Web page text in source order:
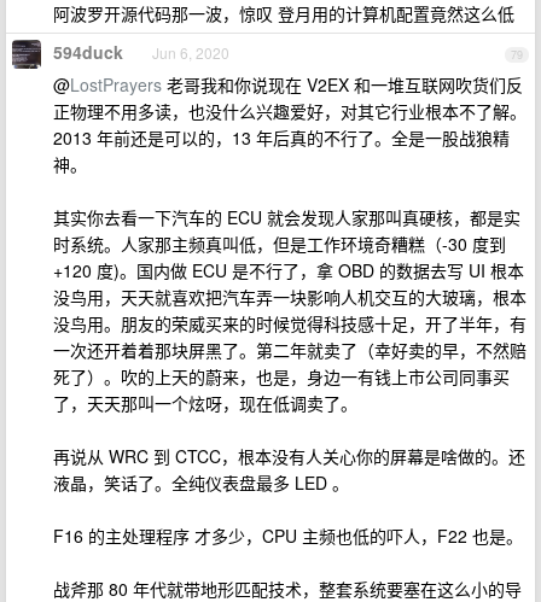
阿波罗开源代码那一波，惊叹 登月用的计算机配置竟然这么低
79
594duck Jun 6, 2020
@LostPrayers 老哥我和你说现在 V2EX 和一堆互联网吹货们反
正物理不用多读，也没什么兴趣爱好，对其它行业根本不了解。
2013 年前还是可以的，13 年后真的不行了。全是一股战狼精
神。
其实你去看一下汽车的 ECU 就会发现人家那叫真硬核，都是实
时系统。人家那主频真叫低，但是工作环境奇糟糕（-30 度到
+120 度)。国内做 ECU 是不行了，拿 OBD 的数据去写 UI 根本
没鸟用，天天就喜欢把汽车弄一块影响人机交互的大玻璃，根本
没鸟用。朋友的荣威买来的时候觉得科技感十足，开了半年，有
一次还开着着那块屏黑了。第二年就卖了（幸好卖的早，不然赔
死了）。吹的上天的蔚来，也是，身边一有钱上市公司同事买
了，天天那叫一个炫呀，现在低调卖了。
再说从 WRC 到 CTCC，根本没有人关心你的屏幕是啥做的。还
液晶，笑话了。全纯仪表盘最多 LED 。
F16 的主处理程序 才多少，CPU 主频也低的吓人，F22 也是。
战斧那 80 年代就带地形匹配技术，整套系统要塞在这么小的导